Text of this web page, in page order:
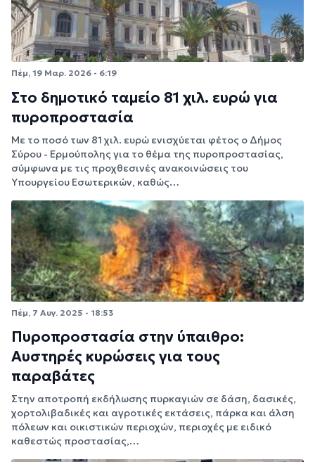
Πέμ, 19 Μαρ. 2026 - 6:19
Στο δημοτικό ταμείο 81 χιλ. ευρώ για
πυροπροστασία
Με το ποσό των 81 χιλ. ευρώ ενισχύεται φέτος ο Δήμος
Σύρου - Ερμούπολης για το θέμα της πυροπροστασίας,
σύμφωνα με τις προχθεσινές ανακοινώσεις του
Υπουργείου Εσωτερικών, καθώς…
Πέμ, 7 Αυγ. 2025 - 18:53
Πυροπροστασία στην ύπαιθρο:
Αυστηρές κυρώσεις για τους
παραβάτες
Στην αποτροπή εκδήλωσης πυρκαγιών σε δάση, δασικές,
χορτολιβαδικές και αγροτικές εκτάσεις, πάρκα και άλση
πόλεων και οικιστικών περιοχών, περιοχές με ειδικό
καθεστώς προστασίας,…